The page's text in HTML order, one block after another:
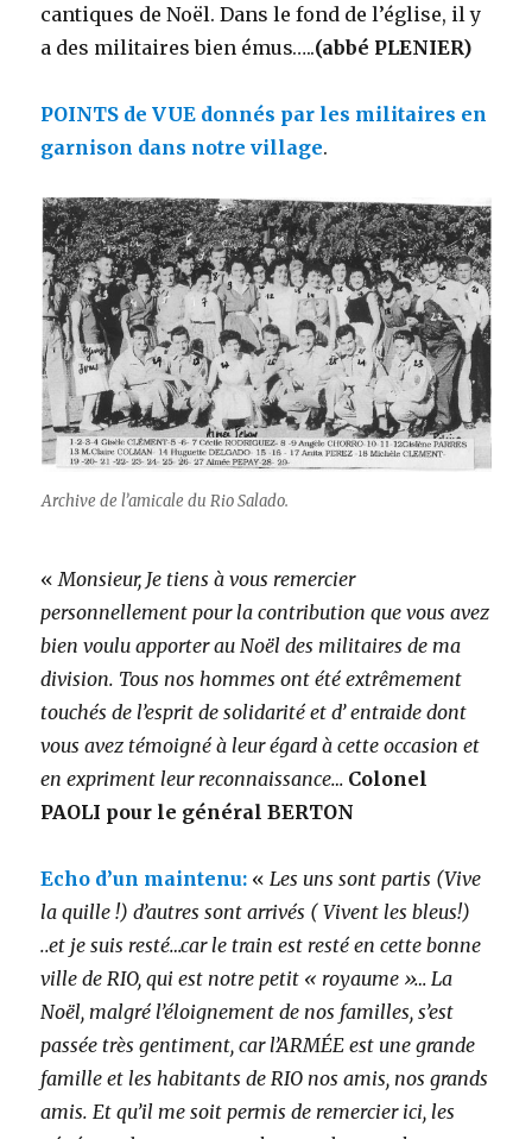
cantiques de Noël. Dans le fond de l’église, il y
a des militaires bien émus…..(abbé PLENIER)
POINTS de VUE donnés par les militaires en
garnison dans notre village.
Archive de l’amicale du Rio Salado.
«Monsieur, Je tiens à vous remercier
personnellement pour la contribution que vous avez
bien voulu apporter au Noël des militaires de ma
division. Tous nos hommes ont été extrêmement
touchés de l’esprit de solidarité et d’ entraide dont
vous avez témoigné à leur égard à cette occasion et
en expriment leur reconnaissance… Colonel
PAOLI pour le général BERTON
Echo d’un maintenu: «Les uns sont partis (Vive
la quille !) d’autres sont arrivés ( Vivent les bleus!)
..et je suis resté…car le train est resté en cette bonne
ville de RIO, qui est notre petit « royaume »… La
Noël, malgré l’éloignement de nos familles, s’est
passée très gentiment, car l’ARMÉE est une grande
famille et les habitants de RIO nos amis, nos grands
amis. Et qu’il me soit permis de remercier ici, les